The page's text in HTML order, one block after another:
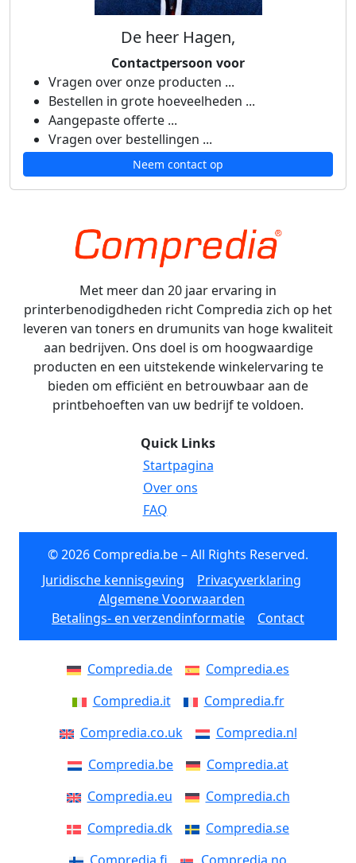
De heer Hagen,
Contactpersoon voor
Vragen over onze producten ...
Bestellen in grote hoeveelheden ...
Aangepaste offerte ...
Vragen over bestellingen ...
Neem contact op
Met meer dan 20 jaar ervaring in
printerbenodigdheden richt Compredia zich op het
leveren van toners en drumunits van hoge kwaliteit
aan bedrijven. Ons doel is om hoogwaardige
producten en een uitstekende winkelervaring te
bieden om efficiënt en betrouwbaar aan de
printbehoeften van uw bedrijf te voldoen.
Quick Links
Startpagina
Over ons
FAQ
© 2026 Compredia.be – All Rights Reserved.
Juridische kennisgeving
Privacyverklaring
Algemene Voorwaarden
Betalings- en verzendinformatie
Contact
Compredia.de
Compredia.es
Compredia.it
Compredia.fr
Compredia.co.uk
Compredia.nl
Compredia.be
Compredia.at
Compredia.eu
Compredia.ch
Compredia.dk
Compredia.se